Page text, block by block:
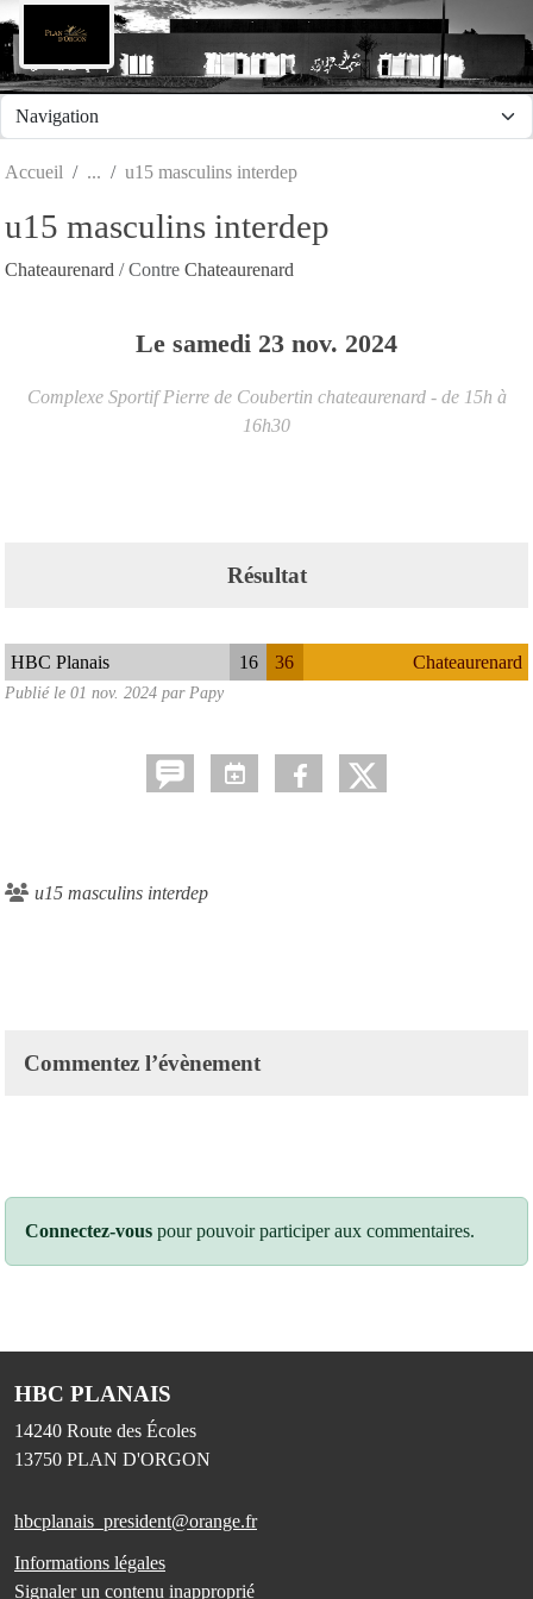
Accueil u15 masculins interdep
u15 masculins interdep
Chateaurenard / Contre Chateaurenard
Le samedi 23 nov. 2024
Complexe Sportif Pierre de Coubertin chateaurenard - de 15h à
16h30
Résultat
HBC Planais 16 36 Chateaurenard
Publié le 01 nov. 2024 par Papy
u15 masculins interdep
Commentez l’évènement
Connectez-vous pour pouvoir participer aux commentaires.
HBC PLANAIS
14240 Route des Écoles
13750 PLAN D'ORGON
hbcplanais_president@orange.fr
Informations légales
Signaler un contenu inapproprié
Panneau de gestion des cookies